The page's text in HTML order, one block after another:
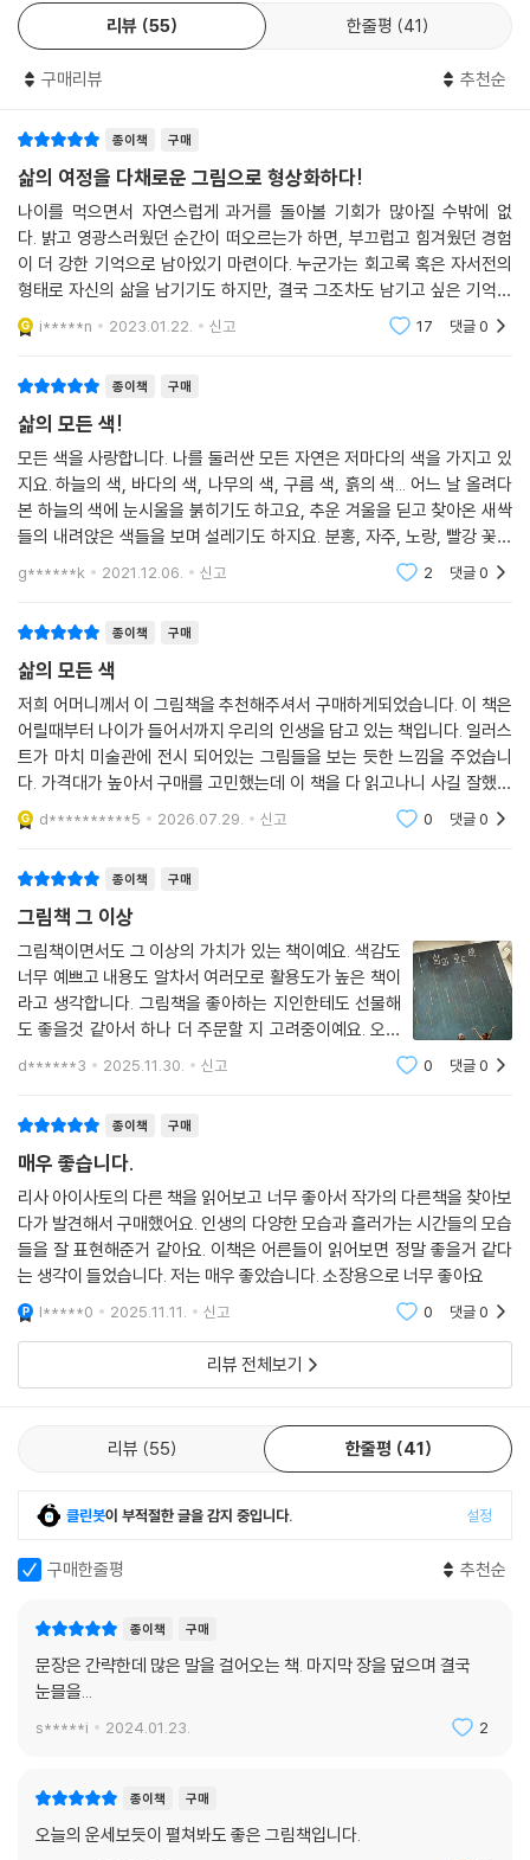
들어도 내면에 여전히 천진난만한 모습과 설렘을 지닌 존재들이 등장합니
다. 그 시절 사람들은 하고 싶은 일을 언제든 할 수 있고 곁이 있는 사람들
을 향한 감사함을 잊지 않습니다. 동시에 몸이 쇠약해질수록 나날이 커지
는 외로움과 상실감에 많은 어려움을 겪기도 합니다. 작가는 이처럼 다정
원히 기억하길 바라는 마음을 숨기지 않고 전하며, 보는 이들의 마음에도
따스한 온기를 남깁니다.
다정한 위로와 격려가 담긴 편지,
“삶의 모든 순간, 당신이 사랑받았다고 느꼈으면 좋겠어요.”
그 시절의 어느 날, 우리는 무적이었고어느 날에는 다치고 상처를 입었어
그 시절에 사랑받았다고 느꼈으면 좋겠어요. (32~41쪽)
타인과 공감하기 위해서는 상상력이 필요한 것처럼 리사 아이사토의 그림
에는 뛰어난 상상력을 바탕으로 한 묘사가 두드러지고, 이는 화자가 전하
는 진심 어린 위로와 격려가 깊이 와닿도록 하는 데 큰 역할을 합니다. 『삶
의 모든 색』은 사랑, 슬픔, 기쁨, 두려움, 희망이 맞물리는 순간에도 당신이
사랑받은 기억을 잊지 않길 소망하는 마음이 곳곳에 묻어납니다. 작가는
삶의 어떤 순간이든 긍정하지만, 아름답게만 포장하는 대신 있는 그대로
다. 그리고 길고 긴 삶의 여행이 끝날 때, 우리 안에 모든 삶의 색을 담고 돌
아갈 때, “삶의 모든 순간, 당신이 사랑 받았다.”고 느끼길 바란다고 이야
기합니다. 지금까지 지내 온 시간을 위로받고 다가올 삶을 기대하고 앞으
로의 삶이 소중해지길 바라는 마음을 소중한 사람에게 전하고 싶을 때, 지
난 시절을 회상하며 지금의 나를 응원할 때 다정한 사람이 보내 주는 한 편
의 편지와 같은 이야기입니다.
상상력 한가득, 독창적인 일러스트와 삶을 내밀하게 읽어 주는 내레이션의
리사 아이사토는 인생의 단면을 표현할 때마다 인물 중심으로 이야기를 이
끌며 인물의 상태를 내밀하게 표현하기 위해 색색의 꽃과 자연 그리고 동
물을 적재적소에 활용합니다. 또한 반항하고 싶다가도 한없이 의지하고 싶
은 소년의 마음이나, 혼자만의 시간을 만끽하다가도 가족과 함께여서 행복
한 부모의 모습처럼 희로애락의 순간에는 인물들의 표정을 극대화하기도
하고, ‘아이의 삶’과 ‘기나긴 삶’처럼 다부진 표정과 눈빛을 지닌 사람들의
맞춤은 겉으로는 나약해 보일 수 있지만 아이와 노인 역시 주체적으로 삶
『삶의 모든 색』은 이처럼 우리의 삶을 마치 거울로 비춘 것처럼 사실적이
면서도 환상적으로 표현합니다. 다양한 삶의 모습만큼이나 다양한 스타일
의 그림을 자유롭게 넘나들며 그려 낸 95점의 그림들을 보는 것만으로도
커다란 울림을 줍니다. 그림에 담긴 이야기를 내밀하게 풀어내는 내레이션
을 따라 한 장면씩 넘기며, 『삶의 모든 색』 속 어떤 순간이 오늘 나의 삶과
닮았는지, 당신은 어떤 색으로 채워가고 있는지 소중한 사람들과 함께 읽
리뷰 55 한줄평 41
구매리뷰 추천순
종이책 구매
삶의 여정을 다채로운 그림으로 형상화하다!
나이를 먹으면서 자연스럽게 과거를 돌아볼 기회가 많아질 수밖에 없
다. 밝고 영광스러웠던 순간이 떠오르는가 하면, 부끄럽고 힘겨웠던 경험
이 더 강한 기억으로 남아있기 마련이다. 누군가는 회고록 혹은 자서전의
형태로 자신의 삶을 남기기도 하지만, 결국 그조차도 남기고 싶은 기억만
을 선택한 결과이기가 쉽다. 각자의 경험과 삶의 궤적이 다르기에, 사람의
일생을 보편적으로 설
i*****n 2023.01.22. 신고 17 댓글0
종이책 구매
삶의 모든 색!
모든 색을 사랑합니다. 나를 둘러싼 모든 자연은 저마다의 색을 가지고 있
지요. 하늘의 색, 바다의 색, 나무의 색, 구름 색, 흙의 색... 어느 날 올려다
본 하늘의 색에 눈시울을 붉히기도 하고요, 추운 겨울을 딛고 찾아온 새싹
들의 내려앉은 색들을 보며 설레기도 하지요. 분홍, 자주, 노랑, 빨강 꽃들
마다 드리운 색들에 감탄을 자아내다가, 이내 푸르러진 나무들을 올려다
보며
g******k 2021.12.06. 신고 2 댓글0
종이책 구매
삶의 모든 색
저희 어머니께서 이 그림책을 추천해주셔서 구매하게되었습니다. 이 책은
어릴때부터 나이가 들어서까지 우리의 인생을 담고 있는 책입니다. 일러스
트가 마치 미술관에 전시 되어있는 그림들을 보는 듯한 느낌을 주었습니
다. 가격대가 높아서 구매를 고민했는데 이 책을 다 읽고나니 사길 잘했다
는 생각이 듭니다.
d**********5 2026.07.29. 신고 0 댓글0
종이책 구매
그림책 그 이상
그림책이면서도 그 이상의 가치가 있는 책이예요. 색감도
너무 예쁘고 내용도 알차서 여러모로 활용도가 높은 책이
라고 생각합니다. 그림책을 좋아하는 지인한테도 선물해
도 좋을것 같아서 하나 더 주문할 지 고려중이예요. 오랜
만에 좋은책을 만나 좋았습니다.
d******3 2025.11.30. 신고 0 댓글0
종이책 구매
매우 좋습니다.
리사 아이사토의 다른 책을 읽어보고 너무 좋아서 작가의 다른책을 찾아보
다가 발견해서 구매했어요. 인생의 다양한 모습과 흘러가는 시간들의 모습
들을 잘 표현해준거 같아요. 이책은 어른들이 읽어보면 정말 좋을거 같다
는 생각이 들었습니다. 저는 매우 좋았습니다. 소장용으로 너무 좋아요
l*****0 2025.11.11. 신고 0 댓글0
리뷰 전체보기
리뷰 55 한줄평 41
클린봇이 부적절한 글을 감지 중입니다. 설정
구매한줄평 추천순
종이책 구매
문장은 간략한데 많은 말을 걸어오는 책. 마지막 장을 덮으며 결국
눈믈을...
s*****i 2024.01.23. 2
종이책 구매
오늘의 운세보듯이 펼쳐봐도 좋은 그림책입니다.